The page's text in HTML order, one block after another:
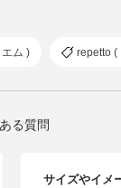
ム ) repetto (
る質問
サイズやイメ